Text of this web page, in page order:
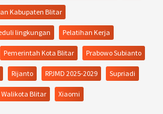
Kabupaten Blitar
lingkungan Pelatihan Kerja
Pemerintah Kota Blitar Prabowo Subianto
Rijanto RPJMD 2025-2029 Supriadi
Walikota Blitar Xiaomi